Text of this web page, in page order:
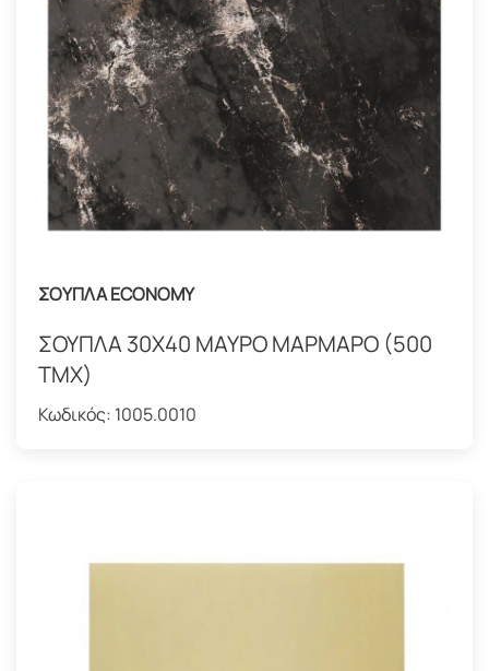
ΣΟΥΠΛΑ ECONOMY
ΣΟΥΠΛΑ 30Χ40 ΜΑΥΡΟ ΜΑΡΜΑΡΟ (500
ΤΜΧ)
Κωδικός: 1005.0010